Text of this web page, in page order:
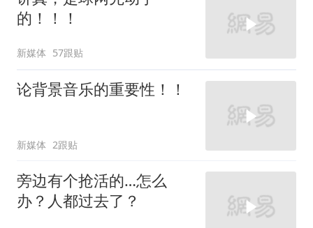
的！！！
新媒体 57跟贴
论背景音乐的重要性！！
新媒体 2跟贴
旁边有个抢活的…怎么
办？人都过去了？